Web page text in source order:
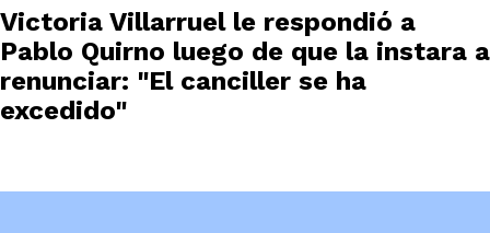
Victoria Villarruel le respondió a
Pablo Quirno luego de que la instara a
renunciar: "El canciller se ha
excedido"